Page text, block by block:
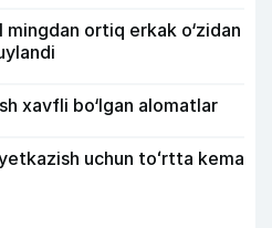
mingdan ortiq erkak o‘zidan
xavfli bo‘lgan alomatlar
uchun toʻrtta kema